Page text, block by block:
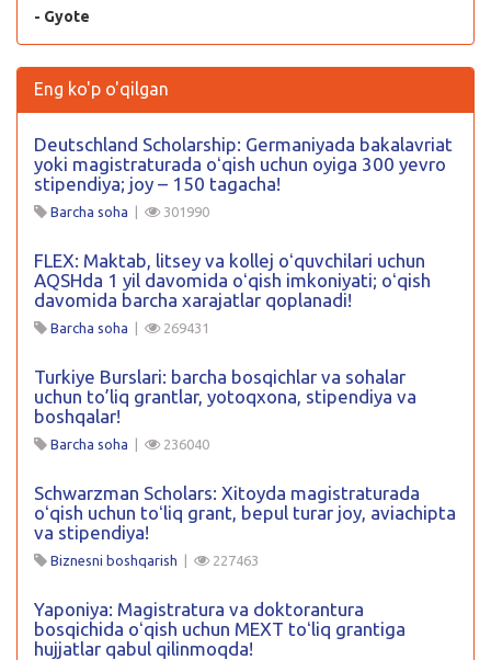
- Gyote
Eng ko'p o'qilgan
Deutschland Scholarship: Germaniyada bakalavriat
yoki magistraturada oʻqish uchun oyiga 300 yevro
stipendiya; joy – 150 tagacha!
Barcha soha | 301990
FLEX: Maktab, litsey va kollej oʻquvchilari uchun
AQSHda 1 yil davomida oʻqish imkoniyati; oʻqish
davomida barcha xarajatlar qoplanadi!
Barcha soha | 269431
Turkiye Burslari: barcha bosqichlar va sohalar
uchun to’liq grantlar, yotoqxona, stipendiya va
boshqalar!
Barcha soha | 236040
Schwarzman Scholars: Xitoyda magistraturada
oʻqish uchun toʻliq grant, bepul turar joy, aviachipta
va stipendiya!
Biznesni boshqarish | 227463
Yaponiya: Magistratura va doktorantura
bosqichida oʻqish uchun MEXT toʻliq grantiga
hujjatlar qabul qilinmoqda!